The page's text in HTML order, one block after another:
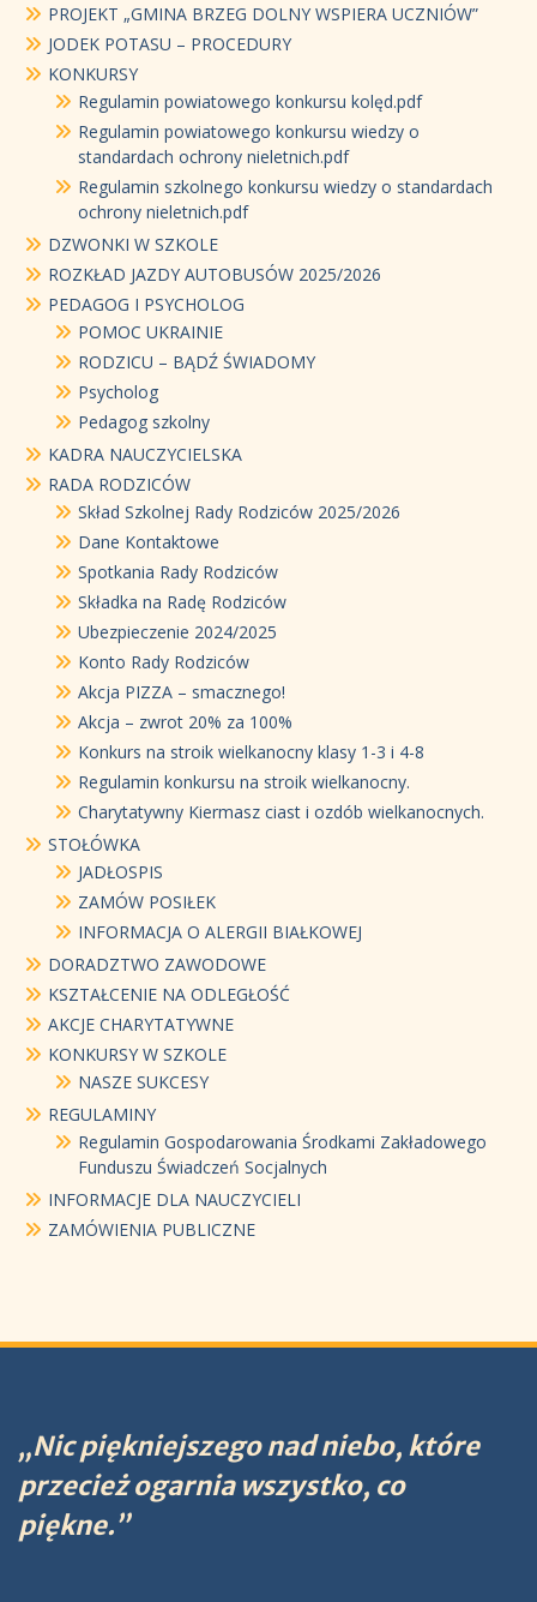
PROJEKT „GMINA BRZEG DOLNY WSPIERA UCZNIÓW”
JODEK POTASU – PROCEDURY
KONKURSY
Regulamin powiatowego konkursu kolęd.pdf
Regulamin powiatowego konkursu wiedzy o
standardach ochrony nieletnich.pdf
Regulamin szkolnego konkursu wiedzy o standardach
ochrony nieletnich.pdf
DZWONKI W SZKOLE
ROZKŁAD JAZDY AUTOBUSÓW 2025/2026
PEDAGOG I PSYCHOLOG
POMOC UKRAINIE
RODZICU – BĄDŹ ŚWIADOMY
Psycholog
Pedagog szkolny
KADRA NAUCZYCIELSKA
RADA RODZICÓW
Skład Szkolnej Rady Rodziców 2025/2026
Dane Kontaktowe
Spotkania Rady Rodziców
Składka na Radę Rodziców
Ubezpieczenie 2024/2025
Konto Rady Rodziców
Akcja PIZZA – smacznego!
Akcja – zwrot 20% za 100%
Konkurs na stroik wielkanocny klasy 1-3 i 4-8
Regulamin konkursu na stroik wielkanocny.
Charytatywny Kiermasz ciast i ozdób wielkanocnych.
STOŁÓWKA
JADŁOSPIS
ZAMÓW POSIŁEK
INFORMACJA O ALERGII BIAŁKOWEJ
DORADZTWO ZAWODOWE
KSZTAŁCENIE NA ODLEGŁOŚĆ
AKCJE CHARYTATYWNE
KONKURSY W SZKOLE
NASZE SUKCESY
REGULAMINY
Regulamin Gospodarowania Środkami Zakładowego
Funduszu Świadczeń Socjalnych
INFORMACJE DLA NAUCZYCIELI
ZAMÓWIENIA PUBLICZNE
„Nic piękniejszego nad niebo, które
przecież ogarnia wszystko, co
piękne.”